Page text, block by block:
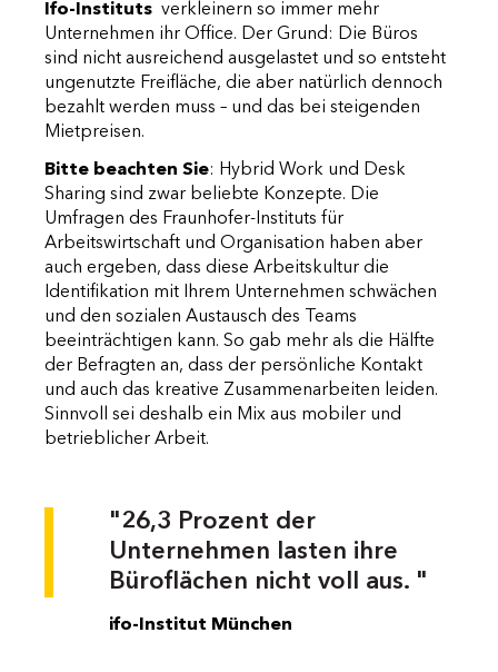
Ifo-Instituts verkleinern so immer mehr
Unternehmen ihr Office. Der Grund: Die Büros
sind nicht ausreichend ausgelastet und so entsteht
ungenutzte Freifläche, die aber natürlich dennoch
bezahlt werden muss – und das bei steigenden
Mietpreisen.
Bitte beachten Sie: Hybrid Work und Desk
Sharing sind zwar beliebte Konzepte. Die
Umfragen des Fraunhofer-Instituts für
Arbeitswirtschaft und Organisation haben aber
auch ergeben, dass diese Arbeitskultur die
Identifikation mit Ihrem Unternehmen schwächen
und den sozialen Austausch des Teams
beeinträchtigen kann. So gab mehr als die Hälfte
der Befragten an, dass der persönliche Kontakt
und auch das kreative Zusammenarbeiten leiden.
Sinnvoll sei deshalb ein Mix aus mobiler und
betrieblicher Arbeit.
"26,3 Prozent der
Unternehmen lasten ihre
Büroflächen nicht voll aus. "
ifo-Institut München